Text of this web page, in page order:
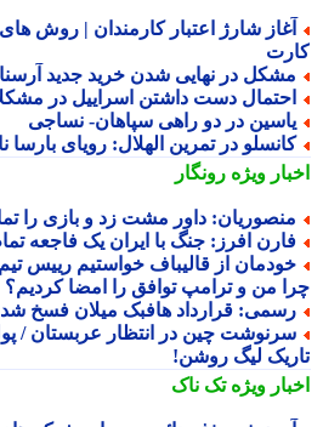
شارژ اعتبار کارمندان | روش های
در نهایی شدن خرید جدید آرسنال
دست داشتن اسراییل در مشکلات
در دو راهی سپاهان- نساجی
در تمرین الهلال: رویای بارسا
ویژهرونگار
داور مشت زد و بازی را تمام
افرز: جنگ با ایران یک فاجعه تمام
از قالیباف خواستیم رییس تیم
من و ترامپ توافق را امضا کردیم؟
قرارداد هافبک میلان فسخ شد
چین در انتظار عربستان / پول
لیگ روشن!
ویژهتک ناک